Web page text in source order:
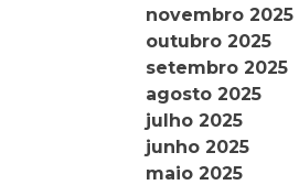
novembro 2025
outubro 2025
setembro 2025
agosto 2025
julho 2025
junho 2025
maio 2025